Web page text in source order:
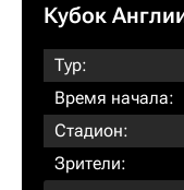
Кубок
Тур:
Время начала:
Стадион:
Зрители: